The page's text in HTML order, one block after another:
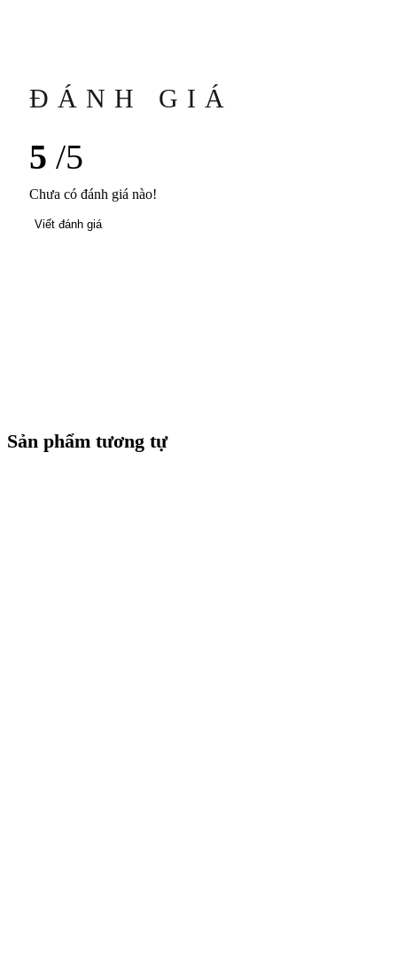
ĐÁNH GIÁ
5 /5
Chưa có đánh giá nào!
Viết đánh giá
Sản phẩm tương tự